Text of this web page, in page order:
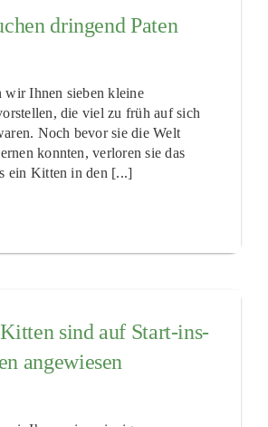
dringend Paten
wir Ihnen sieben kleine
die viel zu früh auf sich
Noch bevor sie die Welt
konnten, verloren sie das
ein Kitten in den [...]
sind auf Start-ins-
angewiesen